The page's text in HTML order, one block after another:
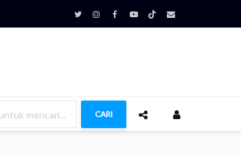
CARI